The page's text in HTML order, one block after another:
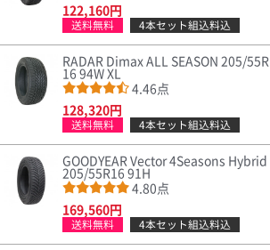
122,160円
送料無料 4本セット組込料込
RADAR Dimax ALL SEASON 205/55R
16 94W XL
4.46点
128,320円
送料無料 4本セット組込料込
GOODYEAR Vector 4Seasons Hybrid
205/55R16 91H
4.80点
169,560円
送料無料 4本セット組込料込